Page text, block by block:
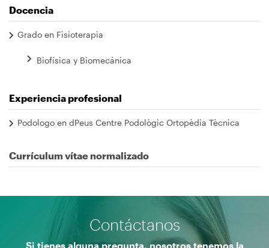
Docencia
Grado en Fisioterapia
Biofísica y Biomecánica
Experiencia profesional
Podologo en dPeus Centre Podològic Ortopèdia Tècnica
Currículum vítae normalizado
Contáctanos
Si tienes alguna pregunta, nosotros tenemos la